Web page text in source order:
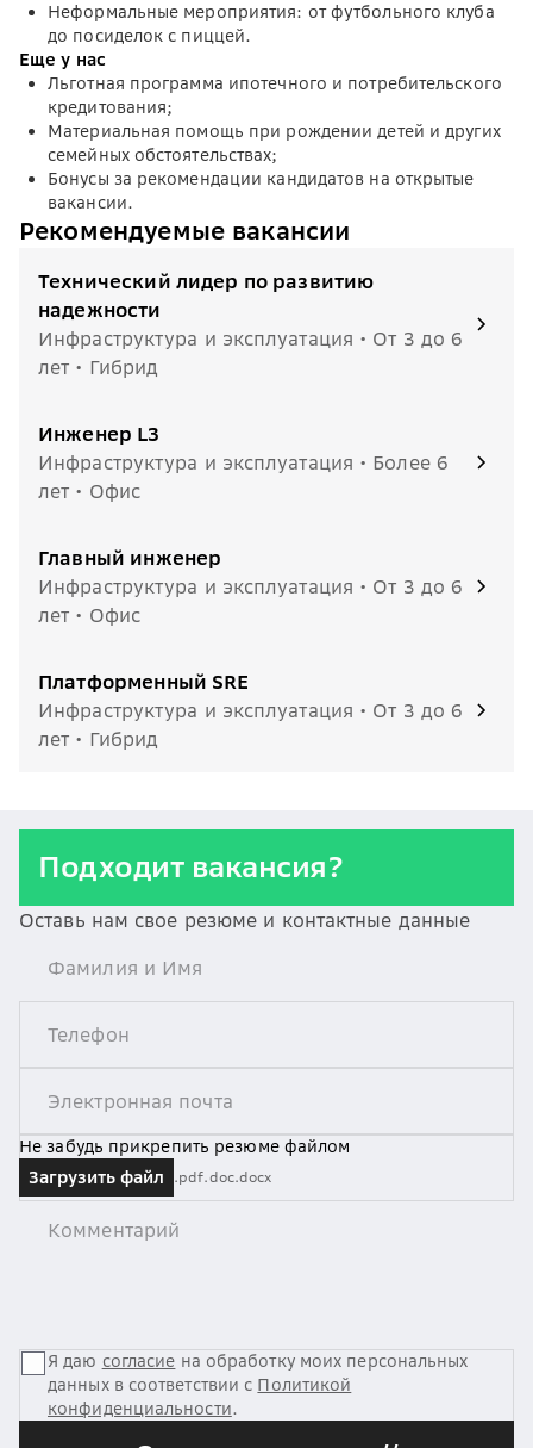
Неформальные мероприятия: от футбольного клуба
до посиделок с пиццей.
Еще у нас
Льготная программа ипотечного и потребительского
кредитования;
Материальная помощь при рождении детей и других
семейных обстоятельствах;
Бонусы за рекомендации кандидатов на открытые
вакансии.
Рекомендуемые вакансии
Технический лидер по развитию
надежности
Инфраструктура и эксплуатация • От 3 до 6
лет • Гибрид
Инженер L3
Инфраструктура и эксплуатация • Более 6
лет • Офис
Главный инженер
Инфраструктура и эксплуатация • От 3 до 6
лет • Офис
Платформенный SRE
Инфраструктура и эксплуатация • От 3 до 6
лет • Гибрид
Подходит вакансия?
Оставь нам свое резюме и контактные данные
Не забудь прикрепить резюме файлом
Загрузить файл
.pdf.doc.docx
Я даю согласие на обработку моих персональных
данных в соответствии с Политикой
конфиденциальности.